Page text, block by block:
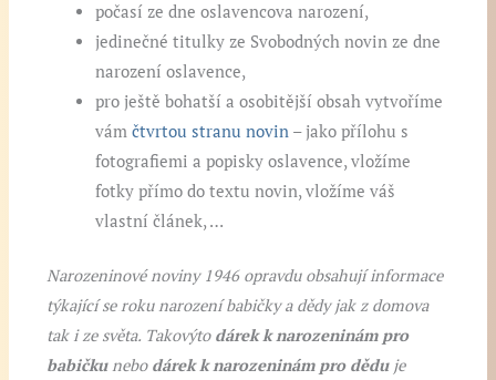
počasí ze dne oslavencova narození,
jedinečné titulky ze Svobodných novin ze dne
narození oslavence,
pro ještě bohatší a osobitější obsah vytvoříme
vámčtvrtou stranu novin – jako přílohu s
fotografiemi a popisky oslavence, vložíme
fotky přímo do textu novin, vložíme váš
vlastní článek, …
Narozeninové noviny 1946 opravdu obsahují informace
týkající se roku narození babičky a dědy jak z domova
tak i ze světa. Takovýto dárek k narozeninám pro
babičkunebo dárek k narozeninám pro děduje